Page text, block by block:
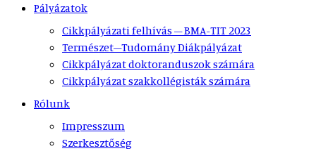
Pályázatok
Cikkpályázati felhívás – BMA-TIT 2023
Természet–Tudomány Diákpályázat
Cikkpályázat doktoranduszok számára
Cikkpályázat szakkollégisták számára
Rólunk
Impresszum
Szerkesztőség